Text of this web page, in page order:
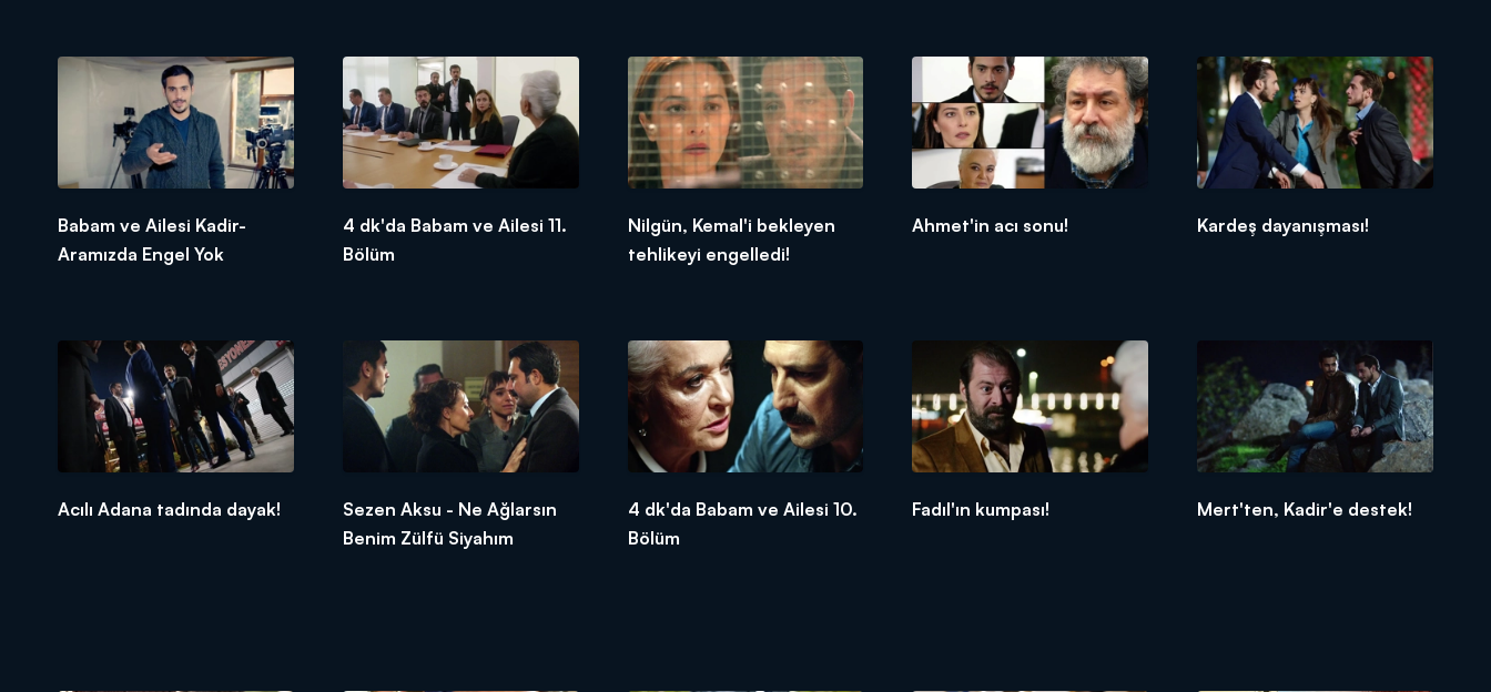
Babam ve Ailesi Kadir-
Aramızda Engel Yok
4 dk'da Babam ve Ailesi 11.
Bölüm
Nilgün, Kemal'i bekleyen
tehlikeyi engelledi!
Ahmet'in acı sonu! Kardeş dayanışması!
Acılı Adana tadında dayak!
Sezen Aksu - Ne Ağlarsın
Benim Zülfü Siyahım
4 dk'da Babam ve Ailesi 10.
Bölüm
Fadıl'ın kumpası! Mert'ten, Kadir'e destek!